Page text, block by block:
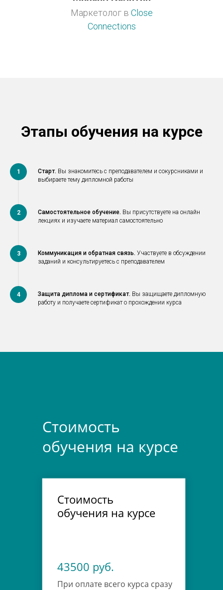
Маркетолог в Close
Connections
Этапы обучения на курсе
1 Старт. Вы знакомитесь с преподавателем и сокурсниками и
выбираете тему дипломной работы
2 Самостоятельное обучение. Вы присутствуете на онлайн
лекциях и изучаете материал самостоятельно
3 Коммуникация и обратная связь. Участвуете в обсуждении
заданий и консультируетесь с преподавателем
4 Защита диплома и сертификат. Вы защищаете дипломную
работу и получаете сертификат о прохождении курса
43500 руб.
Стоимость
обучения на курсе
Стоимость
обучения на курсе
При оплате всего курса сразу